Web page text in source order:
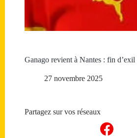
Ganago revient à Nantes : fin
27 novembre 2025
Partagez sur vos réseaux